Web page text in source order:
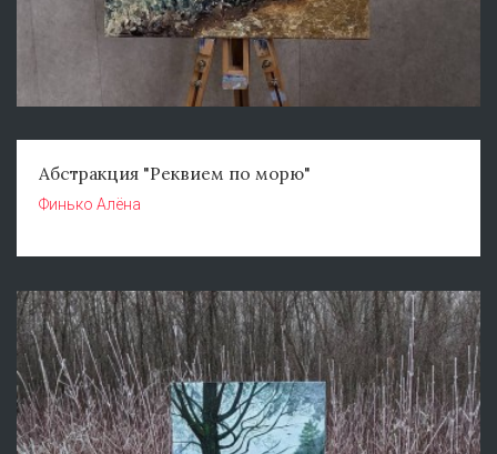
Абстракция "Реквием по морю"
Финько Алёна